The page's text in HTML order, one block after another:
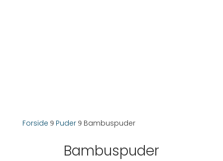
Forside 9 Puder 9 Bambuspuder
Bambuspuder